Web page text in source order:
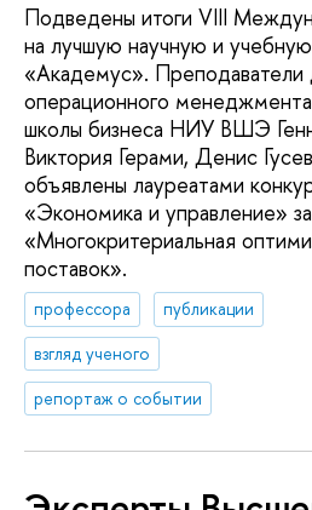
Подведены итоги VIII
на лучшую научную и
«Академус». Преподаватели
операционного
школы бизнеса НИУ ВШЭ
Виктория Герами, Денис
объявлены лауреатами
«Экономика и управление»
«Многокритериальная
поставок».
профессора
публикации
взгляд ученого
репортаж о событии